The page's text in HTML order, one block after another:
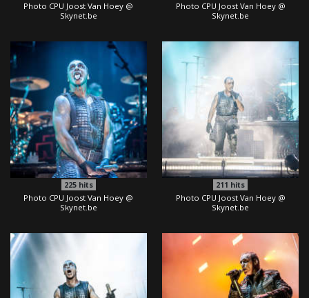
Photo CPU Joost Van Hoey @
Skynet.be
Photo CPU Joost Van Hoey @
Skynet.be
225hits
Photo CPU Joost Van Hoey @
Skynet.be
211 hits
Photo CPU Joost Van Hoey @
Skynet.be